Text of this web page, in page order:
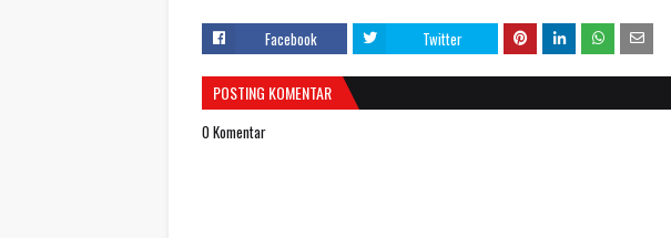
Facebook Twitter
POSTING KOMENTAR
0 Komentar